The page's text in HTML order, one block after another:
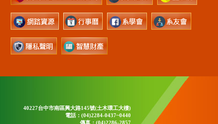
40227台中市南區興大路145號(土木環工大樓)
電話：(04)2284-0437~0440
傳真：(04)2286-2857